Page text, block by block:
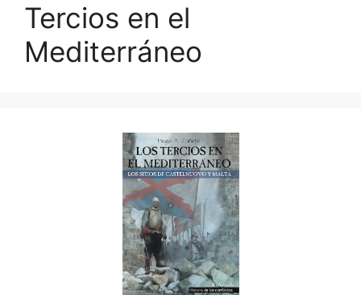
Tercios en el
Mediterráneo